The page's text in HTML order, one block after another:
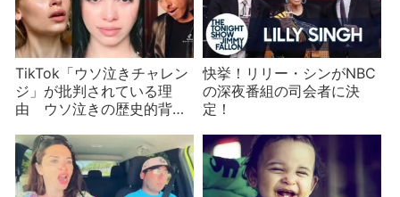
TikTok「ウソ泣きチャレン
ジ」が批判されている理
由 ウソ泣きの歴史的背景
快挙！リリー・シンがNBC
の深夜番組の司会者に決
定！